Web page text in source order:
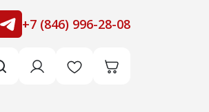
+7 (846) 996-28-08